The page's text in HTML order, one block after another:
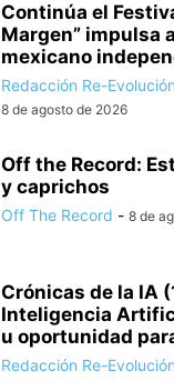
Continúa el
Margen” impulsa
mexicano
Redacción Re-Evolución
8 de agosto de 2026
Off the Record:
y caprichos
Off The Record - 8 de
Crónicas de la IA
Inteligencia
u oportunidad
Redacción Re-Evolución